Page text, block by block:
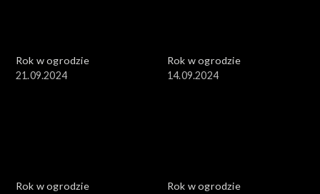
Rok w ogrodzie
21.09.2024
Rok w ogrodzie
14.09.2024
Rok w ogrodzie
Rok w ogrodzie